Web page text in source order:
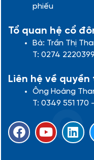
phiếu
Tổ quan hệ cổ
Bà: Trần Thị
T: 0274 2220399
Liên hệ về
Ông Hoàng
T: 0349 551
F
a
Y
o
L
i